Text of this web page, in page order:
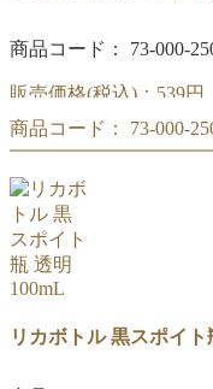
商品コード： 73-000-
販売価格(税込)： 539円
黒スポイト瓶 褐色
商品コード： 73-000-
黒スポイト瓶 褐色 100mL
リカボトル 黒スポイト